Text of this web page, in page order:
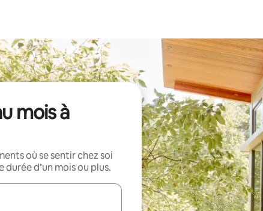
mois à
où se sentir chez soi
d’un mois ou plus.
affichés, parcourez-les en utilisant les flèches vers le haut et